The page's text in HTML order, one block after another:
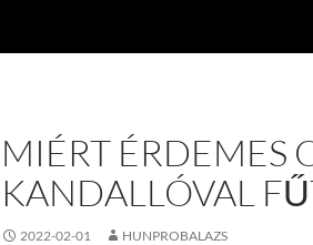
MIÉRT ÉRDEMES
KANDALLÓVAL
2022-02-01 HUNPROBALAZS